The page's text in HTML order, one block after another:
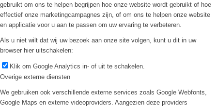
gebruikt om ons te helpen begrijpen hoe onze website wordt gebruikt of hoe
effectief onze marketingcampagnes zijn, of om ons te helpen onze website
en applicatie voor u aan te passen om uw ervaring te verbeteren.
Als u niet wilt dat wij uw bezoek aan onze site volgen, kunt u dit in uw
browser hier uitschakelen:
Klik om Google Analytics in- of uit te schakelen.
Overige externe diensten
We gebruiken ook verschillende externe services zoals Google Webfonts,
Google Maps en externe videoproviders. Aangezien deze providers